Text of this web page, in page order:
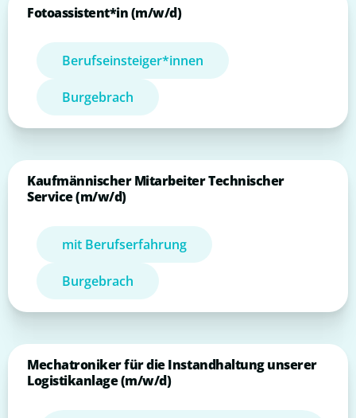
Fotoassistent*in (m/w/d)
Berufseinsteiger*innen
Burgebrach
Kaufmännischer Mitarbeiter Technischer
Service (m/w/d)
mit Berufserfahrung
Burgebrach
Mechatroniker für die Instandhaltung unserer
Logistikanlage (m/w/d)